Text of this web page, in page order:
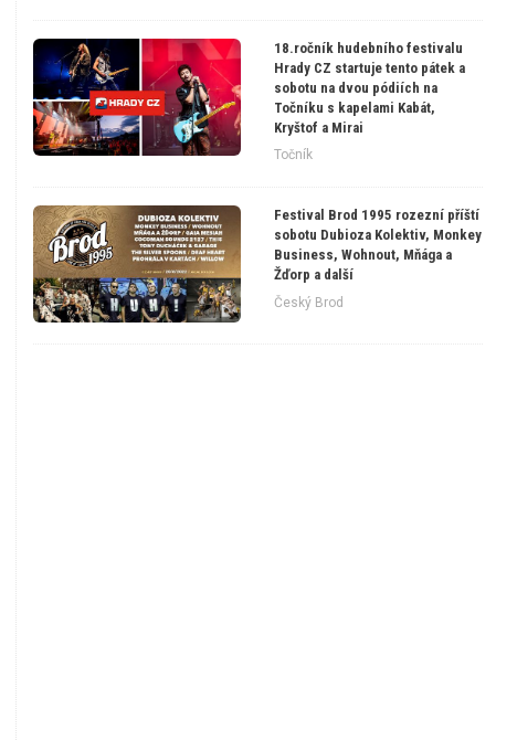
18.ročník hudebního festivalu
Hrady CZ startuje tento pátek a
sobotu na dvou pódiích na
Točníku s kapelami Kabát,
Kryštof a Mirai
Točník
Festival Brod 1995 rozezní příští
sobotu Dubioza Kolektiv, Monkey
Business, Wohnout, Mňága a
Žďorp a další
Český Brod